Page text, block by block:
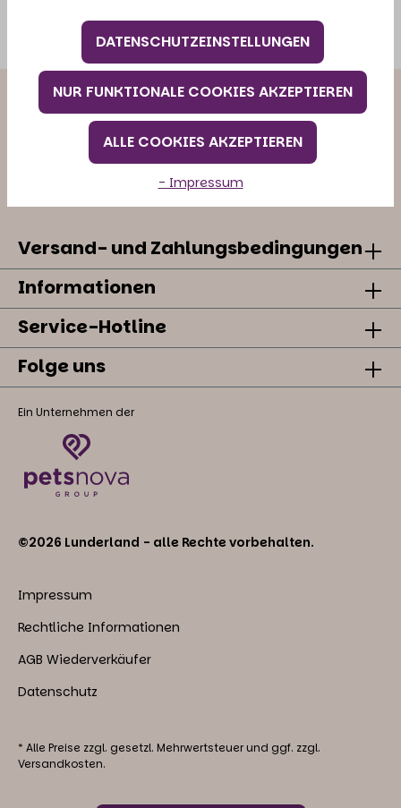
natürlich gesund füttern
Versand- und Zahlungsbedingungen
Informationen
Service-Hotline
Folge uns
Ein Unternehmen der
©2026 Lunderland - alle Rechte vorbehalten.
Impressum
Rechtliche Informationen
AGB Wiederverkäufer
Datenschutz
* Alle Preise zzgl. gesetzl. Mehrwertsteuer und ggf. zzgl.
Versandkosten.
DATENSCHUTZEINSTELLUNGEN
NUR FUNKTIONALE COOKIES AKZEPTIEREN
ALLE COOKIES AKZEPTIEREN
- Impressum